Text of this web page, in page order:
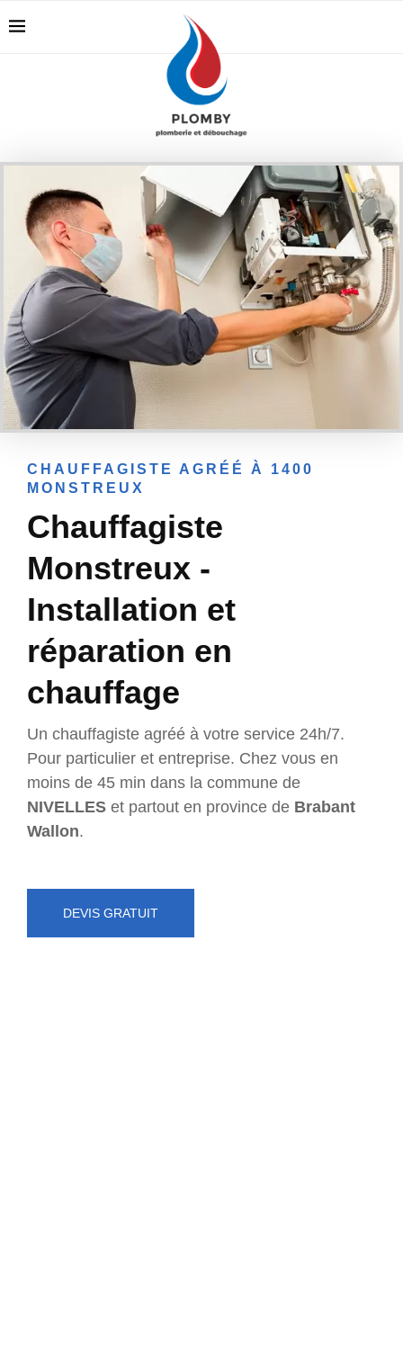
CHAUFFAGISTE AGRÉÉ À 1400
MONSTREUX
Chauffagiste
Monstreux -
Installation et
réparation en
chauffage
Un chauffagiste agréé à votre service 24h/7.
Pour particulier et entreprise. Chez vous en
moins de 45 min dans la commune de
NIVELLES et partout en province de Brabant
Wallon.
DEVIS GRATUIT